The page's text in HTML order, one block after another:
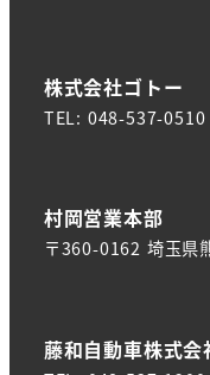
株式会社ゴトー
TEL: 048-537-
村岡営業本部
〒360-0162 埼玉県
藤和自動車株式会